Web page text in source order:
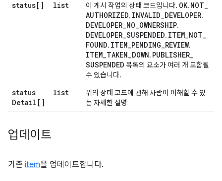
status[] list 이 게시 작업의 상태 코드입니다. OK, NOT_
AUTHORIZED, INVALID_DEVELOPER,
DEVELOPER_NO_OWNERSHIP,
DEVELOPER_SUSPENDED, ITEM_NOT_
FOUND, ITEM_PENDING_REVIEW,
ITEM_TAKEN_DOWN, PUBLISHER_
SUSPENDED 목록의 요소가 여러 개 포함될
수 있습니다.
status
Detail[]
list
위의 상태 코드에 관해 사람이 이해할 수 있
는 자세한 설명
업데이트
기존 item을 업데이트합니다.